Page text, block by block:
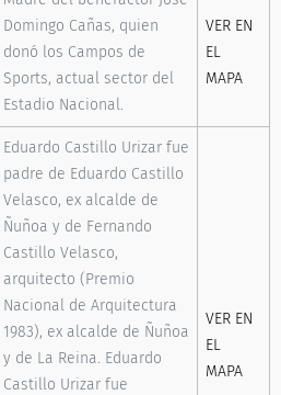
Domingo Cañas, quien
donó los Campos de
Sports, actual sector del
Estadio Nacional.
VER EN
EL
MAPA
Eduardo Castillo Urizar fue
padre de Eduardo Castillo
Velasco, ex alcalde de
Ñuñoa y de Fernando
Castillo Velasco,
arquitecto (Premio
Nacional de Arquitectura
1983), ex alcalde de Ñuñoa
y de La Reina. Eduardo
Castillo Urizar fue
VER EN
EL
MAPA